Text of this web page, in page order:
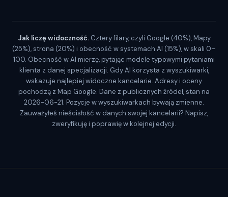
Jak liczę widoczność.Cztery filary, czyli Google (40%), Mapy
(25%), strona (20%) i obecność w systemach AI (15%), w skali 0–
100. Obecność w AI mierzę, pytając modele typowymi pytaniami
klienta z danej specjalizacji. Gdy AI korzysta z wyszukiwarki,
wskazuje najlepiej widoczne kancelarie. Adresy i oceny
pochodzą z Map Google. Dane z publicznych źródeł, stan na
2026-06-21. Pozycje w wyszukiwarkach bywają zmienne.
Zauważyłeś nieścisłość w danych swojej kancelarii? Napisz,
zweryfikuję i poprawię w kolejnej edycji.